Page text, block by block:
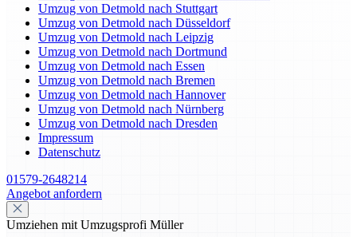
Umzug von Detmold nach Stuttgart
Umzug von Detmold nach Düsseldorf
Umzug von Detmold nach Leipzig
Umzug von Detmold nach Dortmund
Umzug von Detmold nach Essen
Umzug von Detmold nach Bremen
Umzug von Detmold nach Hannover
Umzug von Detmold nach Nürnberg
Umzug von Detmold nach Dresden
Impressum
Datenschutz
01579-2648214
Angebot anfordern
Umziehen mit Umzugsprofi Müller